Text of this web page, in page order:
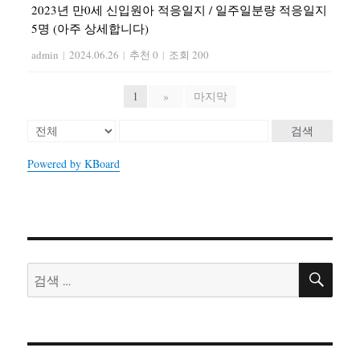
2023년 만0세 신입원아 적응일지 / 일주일분량 적응일지
5명 (아주 상세합니다)
admin | 2024.06.26 | 추천 0 | 조회 200
1 » 마지막
검색
Powered by KBoard
검
색:
검